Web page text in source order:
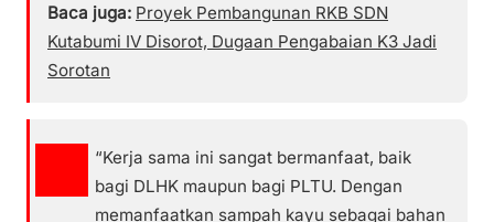
Baca juga: Proyek Pembangunan RKB SDN
Kutabumi IV Disorot, Dugaan Pengabaian K3 Jadi
Sorotan
“Kerja sama ini sangat bermanfaat, baik
bagi DLHK maupun bagi PLTU. Dengan
memanfaatkan sampah kayu sebagai bahan